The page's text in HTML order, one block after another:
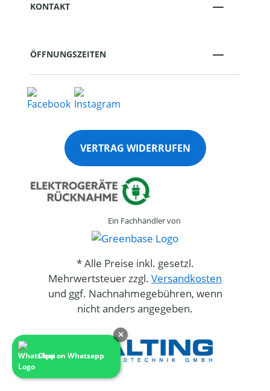
Chat on Whatsapp
×
KONTAKT
ÖFFNUNGSZEITEN
VERTRAG WIDERRUFEN
Ein Fachhändler von
* Alle Preise inkl. gesetzl.
Mehrwertsteuer zzgl. Versandkosten
und ggf. Nachnahmegebühren, wenn
nicht anders angegeben.